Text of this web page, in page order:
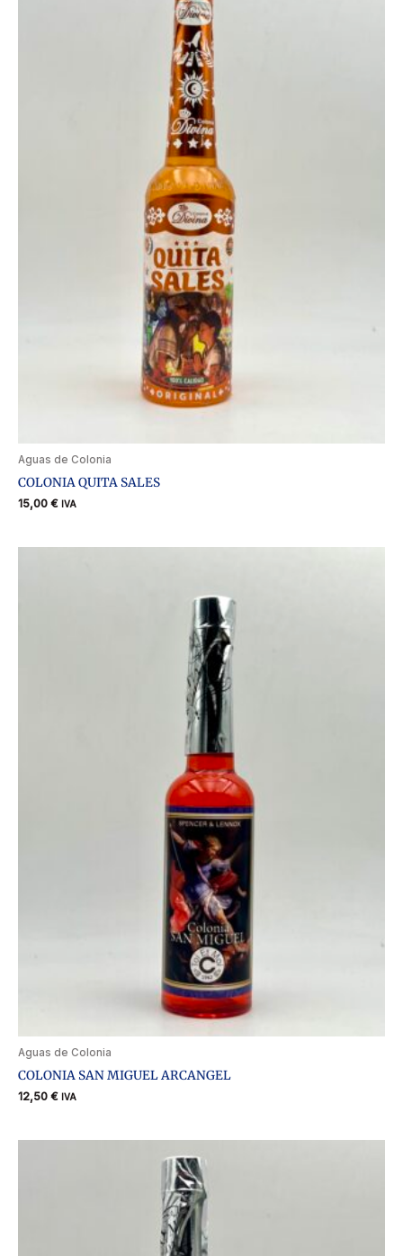
Aguas de Colonia
COLONIA QUITA SALES
15,00 € IVA
Aguas de Colonia
COLONIA SAN MIGUEL ARCANGEL
12,50 € IVA